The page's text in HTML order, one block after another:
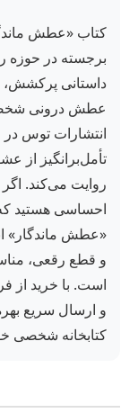
کتاب «عطش
برجسته در حوزه
داستانی پرکشش،
عطش درونی
تأمل‌برانگیز از
روایت می‌کند. اگر
احساسی هستید
«عطش ماندگار»
و قطع رقعی،
است. با خرید از
و ارسال سریع
کتابخانه شخصی